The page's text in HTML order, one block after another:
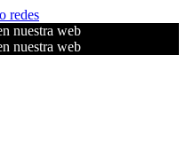
nuestra web
nuestra web